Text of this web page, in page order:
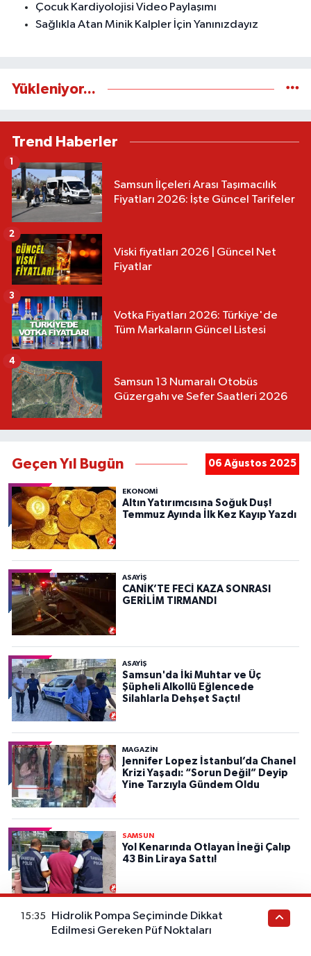
Çocuk Kardiyolojisi Video Paylaşımı
Sağlıkla Atan Minik Kalpler İçin Yanınızdayız
Yükleniyor...
Trend Haberler
Samsun İlçeleri Arası Taşımacılık
Fiyatları 2026: İşte Güncel Tarifeler
1
Viski fiyatları 2026 | Güncel Net
Fiyatlar
2
Votka Fiyatları 2026: Türkiye'de
Tüm Markaların Güncel Listesi
3
Samsun 13 Numaralı Otobüs
Güzergahı ve Sefer Saatleri 2026
4
Geçen Yıl Bugün 06 Ağustos 2025
EKONOMİ
Altın Yatırımcısına Soğuk Duş!
Temmuz Ayında İlk Kez Kayıp Yazdı
ASAYIŞ
CANİK’TE FECİ KAZA SONRASI
GERİLİM TIRMANDI
ASAYIŞ
Samsun'da İki Muhtar ve Üç
Şüpheli Alkollü Eğlencede
Silahlarla Dehşet Saçtı!
MAGAZİN
Jennifer Lopez İstanbul’da Chanel
Krizi Yaşadı: “Sorun Değil” Deyip
Yine Tarzıyla Gündem Oldu
SAMSUN
Yol Kenarında Otlayan İneği Çalıp
43 Bin Liraya Sattı!
SAMSUN
Fındık Alım Fiyatları Açıklandı:
15:35
Hidrolik Pompa Seçiminde Dikkat
Edilmesi Gereken Püf Noktaları